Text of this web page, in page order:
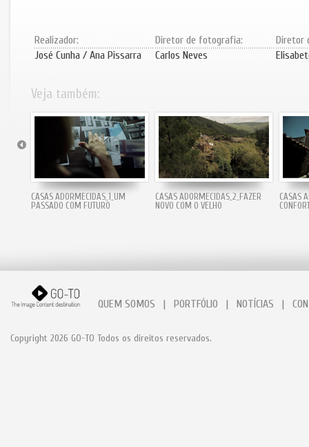
Realizador:
José Cunha / Ana Pissarra
Diretor de fotografia:
Carlos Neves
Diretor
Veja também:
CASAS ADORMECIDAS_1_UM
PASSADO COM FUTURO
CASAS ADORMECIDAS_2_FAZER
NOVO COM O VELHO
CASAS
QUEM SOMOS | PORTFÓLIO | NOTÍCIAS |
Copyright 2026 GO-TO Todos os direitos reservados.